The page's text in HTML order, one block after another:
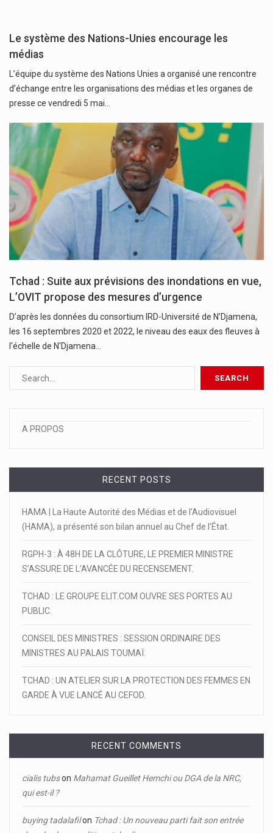
Le système des Nations-Unies encourage les
médias
L’équipe du système des Nations Unies a organisé une rencontre
d’échange entre les organisations des médias et les organes de
presse ce vendredi 5 mai…
Tchad : Suite aux prévisions des inondations en vue,
L’OVIT propose des mesures d’urgence
D’après les données du consortium IRD-Université de N’Djamena,
les 16 septembres 2020 et 2022, le niveau des eaux des fleuves à
l'échelle de N'Djamena…
A PROPOS
RECENT POSTS
HAMA | La Haute Autorité des Médias et de l’Audiovisuel
(HAMA), a présenté son bilan annuel au Chef de l’État.
RGPH-3 : À 48H DE LA CLÔTURE, LE PREMIER MINISTRE
S’ASSURE DE L’AVANCÉE DU RECENSEMENT.
TCHAD : LE GROUPE ELIT.COM OUVRE SES PORTES AU
PUBLIC.
CONSEIL DES MINISTRES : SESSION ORDINAIRE DES
MINISTRES AU PALAIS TOUMAÏ.
TCHAD : UN ATELIER SUR LA PROTECTION DES FEMMES EN
GARDE À VUE LANCÉ AU CEFOD.
RECENT COMMENTS
cialis tubson Mahamat Gueillet Hemchi ou DGA de la NRC,
qui est-il ?
buying tadalafilon Tchad : Un nouveau parti fait son entrée